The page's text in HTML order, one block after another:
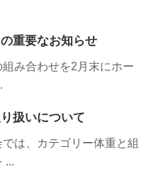
重要なお知らせ
み合わせを2月末にホー
扱いについて
は、カテゴリー体重と組
...